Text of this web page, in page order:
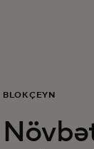
Dünya
BLOKÇEYN